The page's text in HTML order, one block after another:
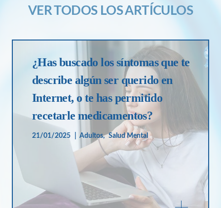
VER TODOS LOS ARTÍCULOS
¿Has buscado los síntomas que te
describe algún ser querido en
Internet, o te has permitido
recetarle medicamentos?
21/01/2025 Adultos Salud Mental